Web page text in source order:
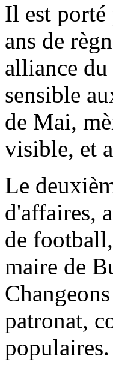
Il est porté
ans de
alliance
sensible
de Mai,
visible, et
Le
d'affaires,
de
maire de
patronat,
populaires.